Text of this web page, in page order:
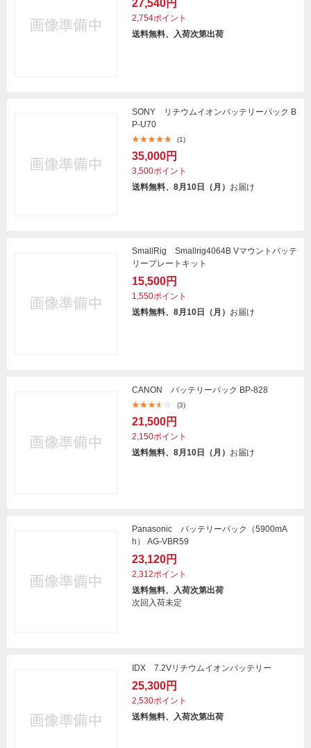
27,540円
2,754ポイント
送料無料、入荷次第出荷
SONY リチウムイオンバッテリーパック B
P-U70
(1)
35,000円
3,500ポイント
送料無料、8月10日（月） お届け
SmallRig Smallrig4064B Vマウントバッテ
リープレートキット
15,500円
1,550ポイント
送料無料、8月10日（月） お届け
CANON バッテリーパック BP-828
(3)
21,500円
2,150ポイント
送料無料、8月10日（月） お届け
Panasonic バッテリーパック（5900mA
h） AG-VBR59
23,120円
2,312ポイント
送料無料、入荷次第出荷
次回入荷未定
IDX 7.2Vリチウムイオンバッテリー
25,300円
2,530ポイント
送料無料、入荷次第出荷